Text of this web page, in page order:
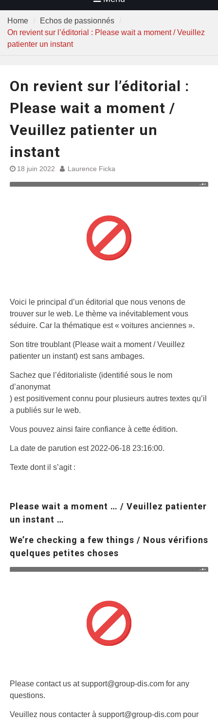
Home
Echos de passionnés
On revient sur l’éditorial : Please wait a moment / Veuillez
patienter un instant
On revient sur l’éditorial :
Please wait a moment /
Veuillez patienter un
instant
18 juin 2022 Laurence Ficka
Voici le principal d’un éditorial que nous venons de
trouver sur le web. Le thème va inévitablement vous
séduire. Car la thématique est « voitures anciennes ».
Son titre troublant (Please wait a moment / Veuillez
patienter un instant) est sans ambages.
Sachez que l’éditorialiste (identifié sous le nom
d’anonymat
) est positivement connu pour plusieurs autres textes qu’il
a publiés sur le web.
Vous pouvez ainsi faire confiance à cette édition.
La date de parution est 2022-06-18 23:16:00.
Texte dont il s’agit :
Please wait a moment … / Veuillez patienter
un instant …
We’re checking a few things / Nous vérifions
quelques petites choses
Please contact us at support@group-dis.com for any
questions.
Veuillez nous contacter à support@group-dis.com pour